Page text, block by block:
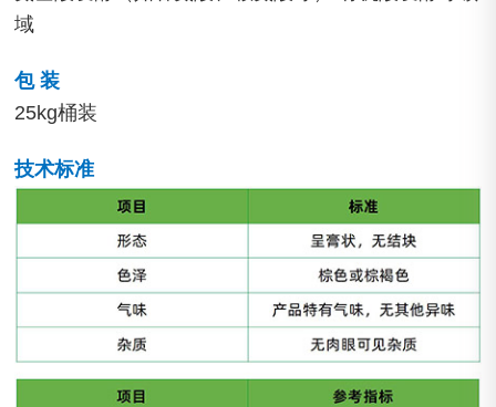
域
包 装
25kg桶装
技术标准